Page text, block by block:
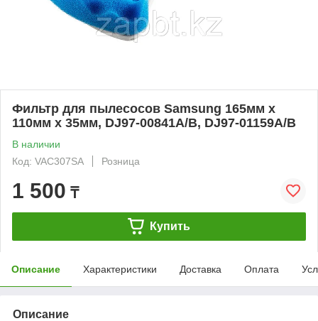
Фильтр для пылесосов Samsung 165мм х
110мм х 35мм, DJ97-00841A/B, DJ97-01159A/B
В наличии
Код: VAC307SA
Розница
1 500 ₸
Купить
Описание Характеристики Доставка Оплата
Описание